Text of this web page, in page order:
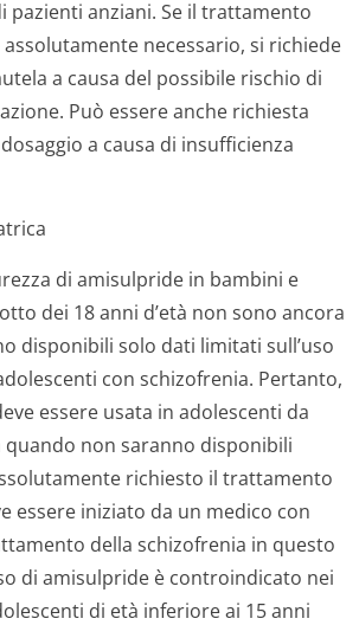
pazienti anziani. Se il trattamento
necessario, si richiede
a causa del possibile rischio di
Può essere anche richiesta
a causa di insufficienza
di amisulpride in bambini e
dei 18 anni d’età non sono ancora
disponibili solo dati limitati sull’uso
con schizofrenia. Pertanto,
essere usata in adolescenti da
quando non saranno disponibili
richiesto il trattamento
essere iniziato da un medico con
della schizofrenia in questo
di amisulpride è controindicato nei
di età inferiore ai 15 anni